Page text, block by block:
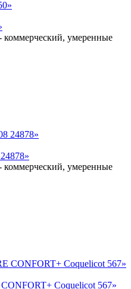
коммерческий, умеренные
коммерческий, умеренные
Coquelicot 567»